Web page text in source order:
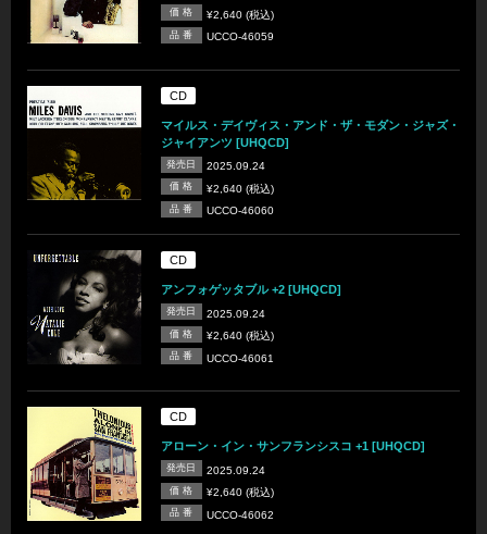
価 格 ¥2,640 (税込)
品 番 UCCO-46059
CD
マイルス・デイヴィス・アンド・ザ・モダン・ジャズ・
ジャイアンツ [UHQCD]
発売日 2025.09.24
価 格 ¥2,640 (税込)
品 番 UCCO-46060
CD
アンフォゲッタブル +2 [UHQCD]
発売日 2025.09.24
価 格 ¥2,640 (税込)
品 番 UCCO-46061
CD
アローン・イン・サンフランシスコ +1 [UHQCD]
発売日 2025.09.24
価 格 ¥2,640 (税込)
品 番 UCCO-46062